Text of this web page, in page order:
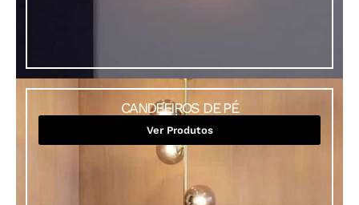
CANDEEIROS DE PÉ
Ver Produtos